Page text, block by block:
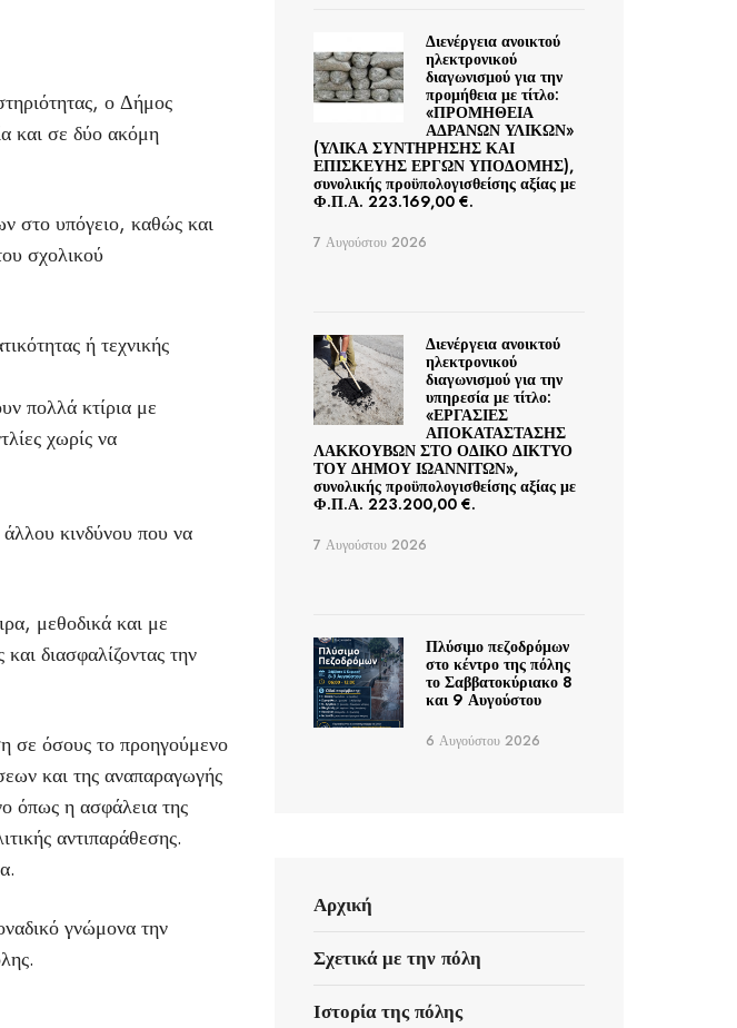
ο Δήμος
και σε δύο ακόμη
στο υπόγειο, καθώς και
σχολικού
ή τεχνικής
πολλά κτίρια με
χωρίς να
κινδύνου που να
μεθοδικά και με
διασφαλίζοντας την
σε όσους το προηγούμενο
και της αναπαραγωγής
όπως η ασφάλεια της
αντιπαράθεσης.
γνώμονα την
Διενέργεια ανοικτού
ηλεκτρονικού
διαγωνισμού για την
προμήθεια με τίτλο:
«ΠΡΟΜΗΘΕΙΑ
ΑΔΡΑΝΩΝ ΥΛΙΚΩΝ»
(ΥΛΙΚΑ ΣΥΝΤΗΡΗΣΗΣ ΚΑΙ
ΕΠΙΣΚΕΥΗΣ ΕΡΓΩΝ ΥΠΟΔΟΜΗΣ),
συνολικής προϋπολογισθείσης αξίας με
Φ.Π.Α. 223.169,00 €.
7 Αυγούστου 2026
Διενέργεια ανοικτού
ηλεκτρονικού
διαγωνισμού για την
υπηρεσία με τίτλο:
«ΕΡΓΑΣΙΕΣ
ΑΠΟΚΑΤΑΣΤΑΣΗΣ
ΛΑΚΚΟΥΒΩΝ ΣΤΟ ΟΔΙΚΟ ΔΙΚΤΥΟ
ΤΟΥ ΔΗΜΟΥ ΙΩΑΝΝΙΤΩΝ»,
συνολικής προϋπολογισθείσης αξίας με
Φ.Π.Α. 223.200,00 €.
7 Αυγούστου 2026
Πλύσιμο πεζοδρόμων
στο κέντρο της πόλης
το Σαββατοκύριακο 8
και 9 Αυγούστου
6 Αυγούστου 2026
Αρχική
Σχετικά με την πόλη
Ιστορία της πόλης